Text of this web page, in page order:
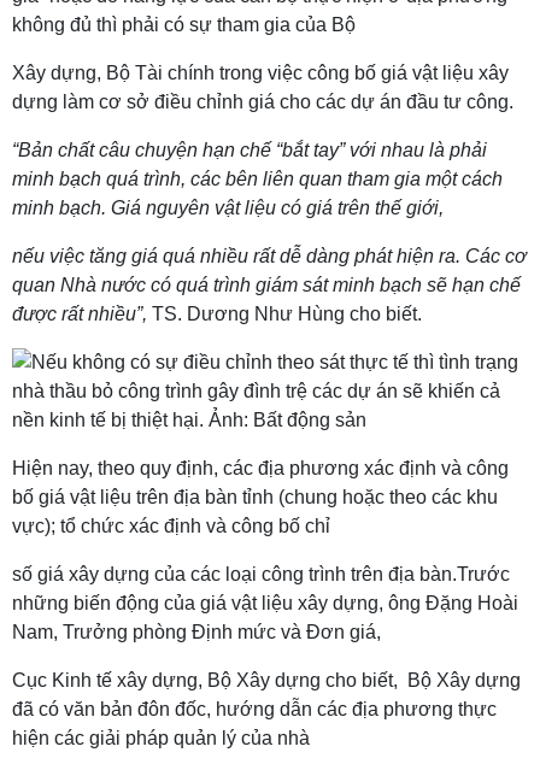
không đủ thì phải có sự tham gia của Bộ
Xây dựng, Bộ Tài chính trong việc công bố giá vật liệu xây
dựng làm cơ sở điều chỉnh giá cho các dự án đầu tư công.
“Bản chất câu chuyện hạn chế “bắt tay” với nhau là phải
minh bạch quá trình, các bên liên quan tham gia một cách
minh bạch. Giá nguyên vật liệu có giá trên thế giới,
nếu việc tăng giá quá nhiều rất dễ dàng phát hiện ra. Các cơ
quan Nhà nước có quá trình giám sát minh bạch sẽ hạn chế
được rất nhiều”, TS. Dương Như Hùng cho biết.
Hiện nay, theo quy định, các địa phương xác định và công
bố giá vật liệu trên địa bàn tỉnh (chung hoặc theo các khu
vực); tổ chức xác định và công bố chỉ
số giá xây dựng của các loại công trình trên địa bàn.Trước
những biến động của giá vật liệu xây dựng, ông Đặng Hoài
Nam, Trưởng phòng Định mức và Đơn giá,
Cục Kinh tế xây dựng, Bộ Xây dựng cho biết, Bộ Xây dựng
đã có văn bản đôn đốc, hướng dẫn các địa phương thực
hiện các giải pháp quản lý của nhà